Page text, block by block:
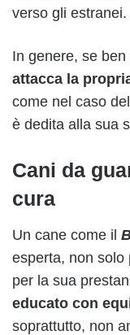
verso gli estranei.
In genere, se
attacca la
come nel caso
è dedita alla sua
Cani da
cura
Un cane come il
esperta, non solo
per la sua
educato con
soprattutto, non